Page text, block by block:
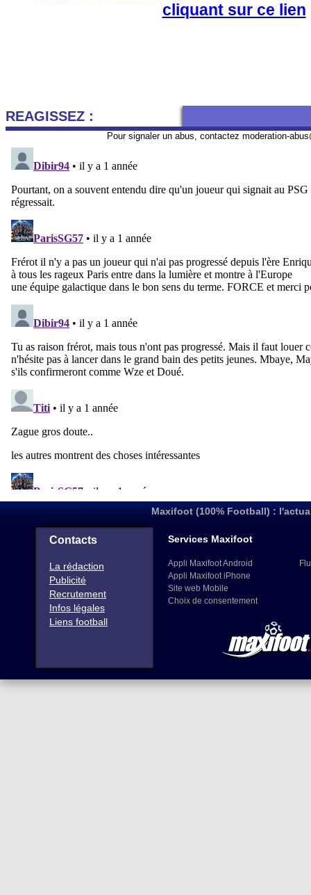
cliquant sur ce lien
REAGISSEZ :
Pour signaler un abus, contactez moderation-
Maxifoot (100% Football) :
Contacts
La rédaction
Publicité
Recrutement
Infos légales
Liens football
Services Maxifoot
Appli Maxifoot Android
Appli Maxifoot iPhone
Site web Mobile
Choix de consentement